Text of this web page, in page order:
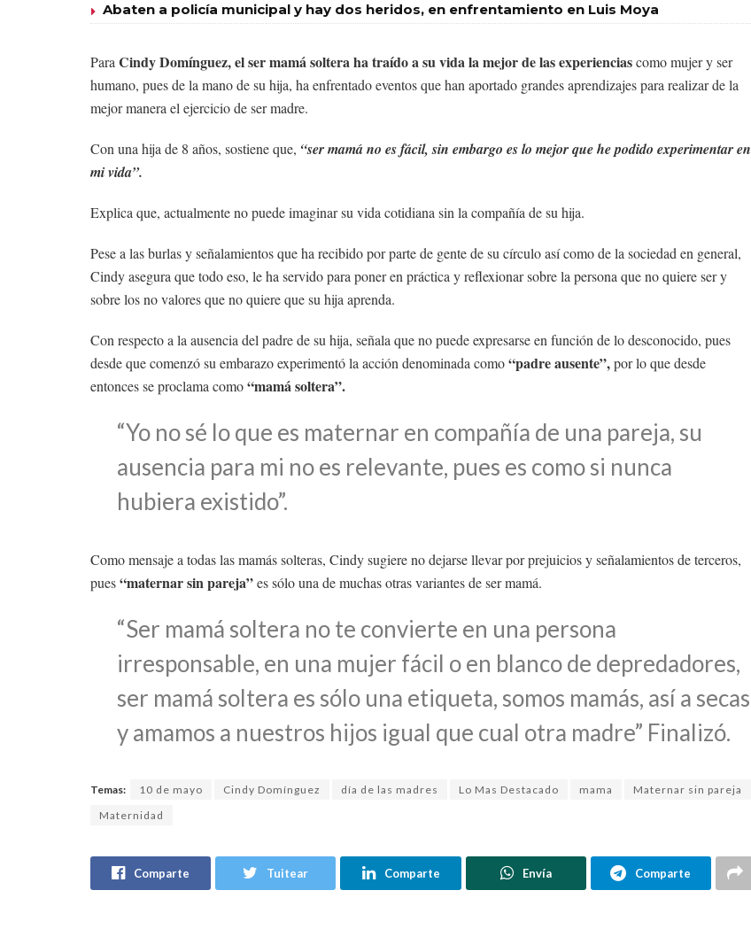
Abaten a policía municipal y hay dos heridos, en enfrentamiento en Luis Moya
Para Cindy Domínguez, el ser mamá soltera ha traído a su vida la mejor de las experienciascomo mujer y ser
humano, pues de la mano de su hija, ha enfrentado eventos que han aportado grandes aprendizajes para realizar de la
mejor manera el ejercicio de ser madre.
Con una hija de 8 años, sostiene que, “ser mamá no es fácil, sin embargo es lo mejor que he podido experimentar en
mi vida”.
Explica que, actualmente no puede imaginar su vida cotidiana sin la compañía de su hija.
Pese a las burlas y señalamientos que ha recibido por parte de gente de su círculo así como de la sociedad en general,
Cindy asegura que todo eso, le ha servido para poner en práctica y reflexionar sobre la persona que no quiere ser y
sobre los no valores que no quiere que su hija aprenda.
Con respecto a la ausencia del padre de su hija, señala que no puede expresarse en función de lo desconocido, pues
desde que comenzó su embarazo experimentó la acción denominada como“padre ausente”,por lo que desde
entonces se proclama como“mamá soltera”.
“Yo no sé lo que es maternar en compañía de una pareja, su
ausencia para mi no es relevante, pues es como si nunca
hubiera existido”.
Como mensaje a todas las mamás solteras, Cindy sugiere no dejarse llevar por prejuicios y señalamientos de terceros,
pues“maternar sin pareja”es sólo una de muchas otras variantes de ser mamá.
“Ser mamá soltera no te convierte en una persona
irresponsable, en una mujer fácil o en blanco de depredadores,
ser mamá soltera es sólo una etiqueta, somos mamás, así a secas
y amamos a nuestros hijos igual que cual otra madre” Finalizó.
Temas: 10 de mayo Cindy Domínguez día de las madres Lo Mas Destacado mama
Maternar sin pareja
Maternidad
Comparte Tuitear Comparte Envía Comparte